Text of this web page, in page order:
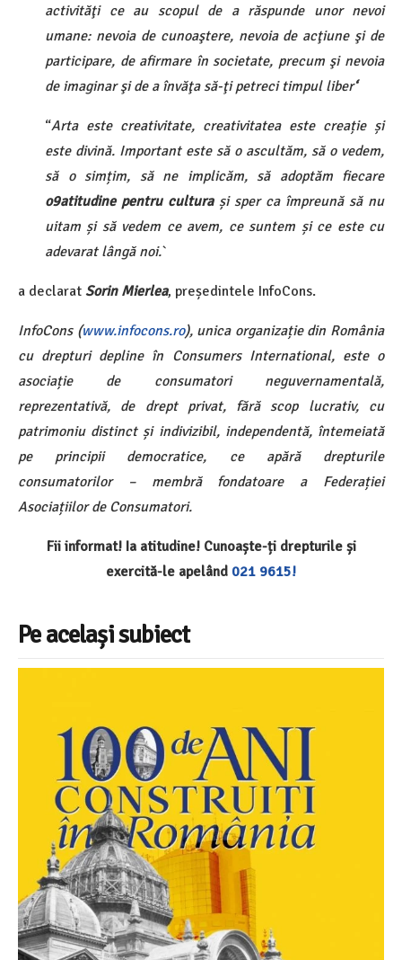
activităţi ce au scopul de a răspunde unor nevoi
umane: nevoia de cunoaştere, nevoia de acţiune şi de
participare, de afirmare în societate, precum şi nevoia
de imaginar şi de a învăţa să-ţi petreci timpul liber‘
“Arta este creativitate, creativitatea este creație și
este divină. Important este să o ascultăm, să o vedem,
să o simțim, să ne implicăm, să adoptăm fiecare
o9atitudine pentru culturași sper ca împreună să nu
uitam și să vedem ce avem, ce suntem și ce este cu
adevarat lângă noi.`
a declarat Sorin Mierlea, președintele InfoCons.
InfoCons (www.infocons.ro), unica organizație din România
cu drepturi depline în Consumers International, este o
asociație de consumatori neguvernamentală,
reprezentativă, de drept privat, fără scop lucrativ, cu
patrimoniu distinct și indivizibil, independentă, întemeiată
pe principii democratice, ce apără drepturile
consumatorilor – membră fondatoare a Federației
Asociațiilor de Consumatori.
Fii informat! Ia atitudine! Cunoaște-ți drepturile și
exercită-le apelând 021 9615!
Pe același subiect